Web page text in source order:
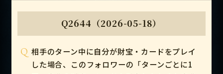
Q2644（2026-05-18）
Q 相手のターン中に自分が財宝・カードをプレイ
した場合、このフォロワーの「ターンごとに1